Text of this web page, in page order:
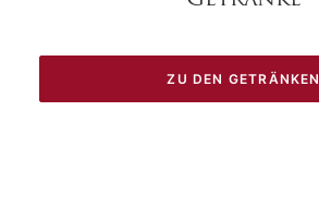
ZU DEN GETRÄNKEN